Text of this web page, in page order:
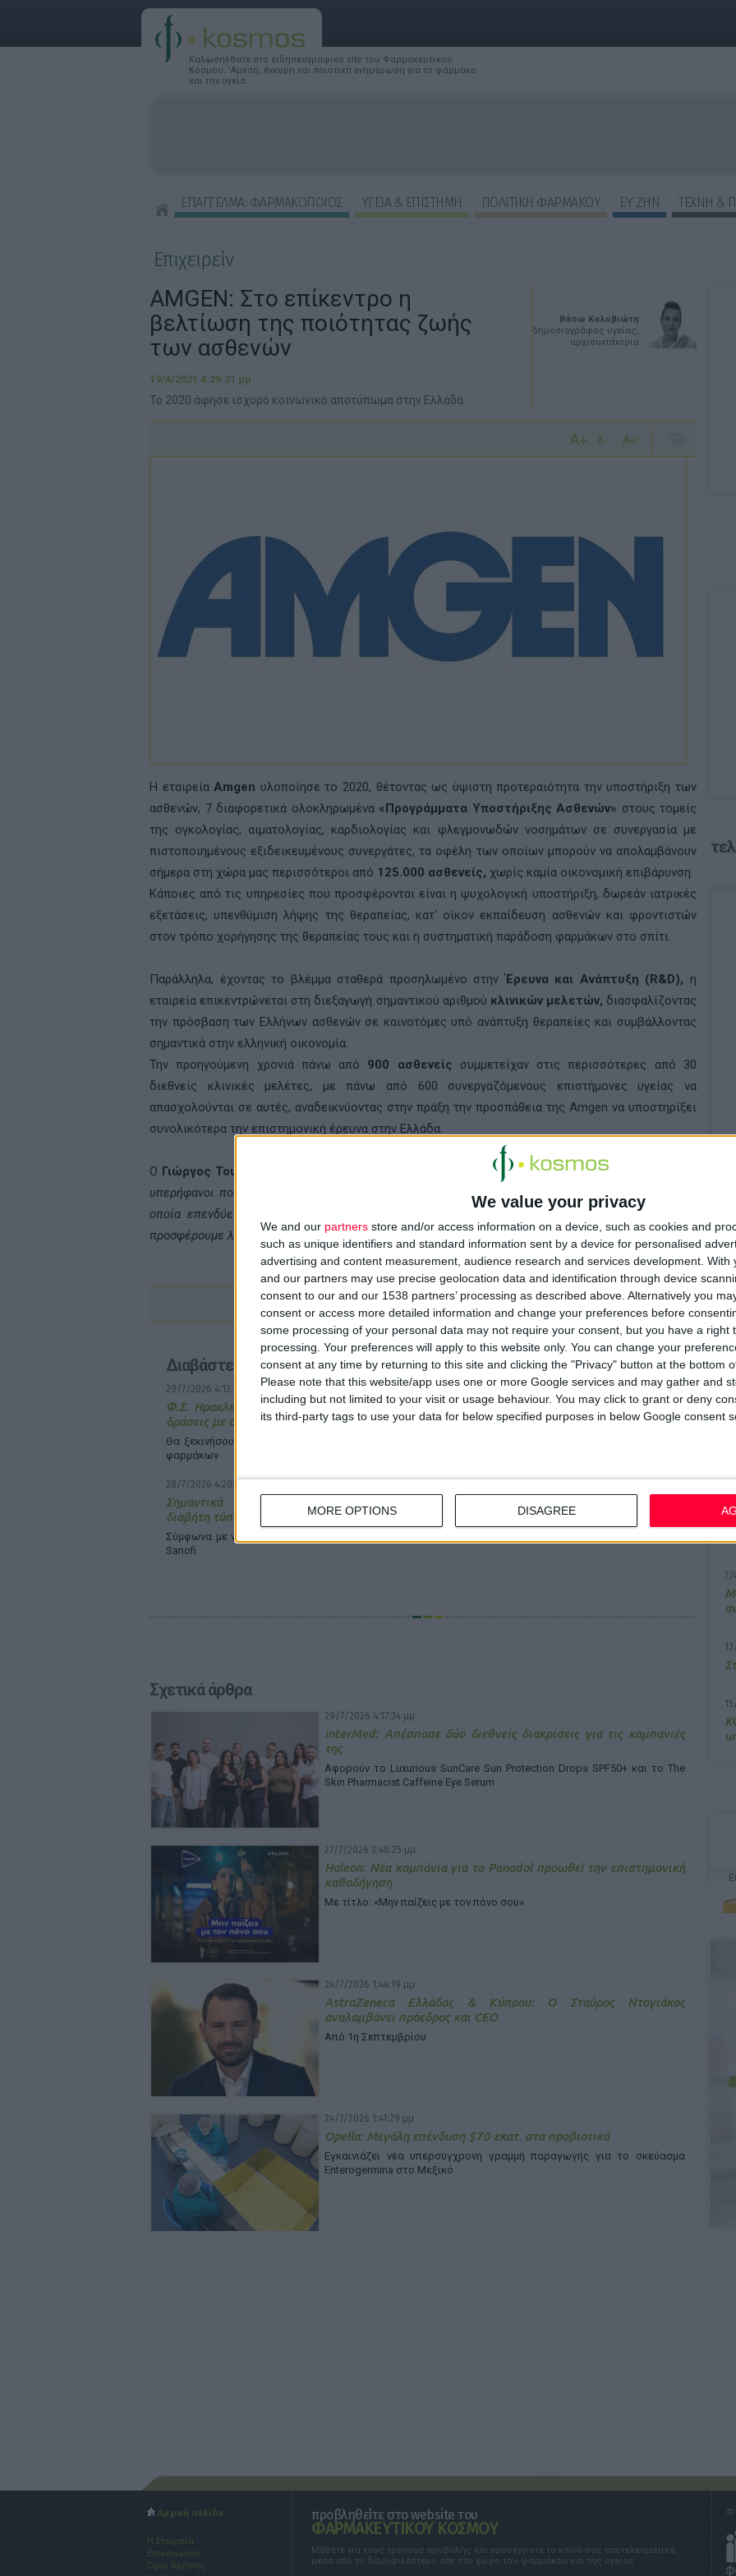
We value your privacy
We and our partners store and/or access information on a device, such as cookies and
such as unique identifiers and standard information sent by a device for personalised
advertising and content measurement, audience research and services development. With
and our partners may use precise geolocation data and identification through device
consent to our and our 1538 partners’ processing as described above. Alternatively you
consent or access more detailed information and change your preferences before
some processing of your personal data may not require your consent, but you have a right
processing. Your preferences will apply to this website only. You can change your
consent at any time by returning to this site and clicking the "Privacy" button at the bottom
Please note that this website/app uses one or more Google services and may gather and
including but not limited to your visit or usage behaviour. You may click to grant or deny
its third-party tags to use your data for below specified purposes in below Google consent
MORE OPTIONS DISAGREE
Καλωσήλθατε στο ειδησεογραφικό site του Φαρμακευτικού
Κόσμου. 'Αμεση, έγκυρη και ποιοτική ενημέρωση για το φάρμακο
και την υγεία.
ΕΠΑΓΓΕΛΜΑ: ΦΑΡΜΑΚΟΠΟΙΟΣ ΥΓΕΙΑ & ΕΠΙΣΤΗΜΗ ΠΟΛΙΤΙΚΗ ΦΑΡΜΑΚΟΥ ΕΥ ΖΗΝ
ΤΕΧΝΗ &
Επιχειρείν
7/
Βάσω Καλυβιώτη
δημοσιογράφος υγείας,
αρχισυντάκτρια
ΑΜGEN: Στο επίκεντρο η
βελτίωση της ποιότητας ζωής
των ασθενών
19/4/2021 4:29:21 μμ
Το 2020 άφησε ισχυρό κοινωνικό αποτύπωμα στην Ελλάδα
Η εταιρείαAmgen υλοποίησε το 2020, θέτοντας ως ύψιστη προτεραιότητα την υποστήριξη των
ασθενών, 7 διαφορετικά ολοκληρωμένα«Προγράμματα Υποστήριξης Ασθενών» στους τομείς
της ογκολογίας, αιματολογίας, καρδιολογίας και φλεγμονωδών νοσημάτων σε συνεργασία με
πιστοποιημένους εξιδεικευμένους συνεργάτες, τα οφέλη των οποίων μπορούν να απολαμβάνουν
σήμερα στη χώρα μας περισσότεροι από 125.000 ασθενείς, χωρίς καμία οικονομική επιβάρυνση.
Κάποιες από τις υπηρεσίες που προσφέρονται είναι η ψυχολογική υποστήριξη, δωρεάν ιατρικές
εξετάσεις, υπενθύμιση λήψης της θεραπείας, κατ' οίκον εκπαίδευση ασθενών και φροντιστών
στον τρόπο χορήγησης της θεραπείας τους και η συστηματική παράδοση φαρμάκων στο σπίτι.
Παράλληλα, έχοντας το βλέμμα σταθερά προσηλωμένο στηνΈρευνα και Ανάπτυξη (R&D), η
εταιρεία επικεντρώνεται στη διεξαγωγή σημαντικού αριθμού κλινικών μελετών, διασφαλίζοντας
την πρόσβαση των Ελλήνων ασθενών σε καινοτόμες υπό ανάπτυξη θεραπείες και συμβάλλοντας
σημαντικά στην ελληνική οικονομία.
Την προηγούμενη χρονιά πάνω από 900 ασθενείς συμμετείχαν στις περισσότερες από 30
διεθνείς κλινικές μελέτες, με πάνω από 600 συνεργαζόμενους επιστήμονες υγείας να
απασχολούνται σε αυτές, αναδεικνύοντας στην πράξη την προσπάθεια της Amgen να υποστηρίξει
συνολικότερα την επιστημονική έρευνα στην Ελλάδα.
Ο Γιώργος Τουσίμης, Γενικός Διευθυντής Amgen Ελλάδος & Κύπρου, δήλωσε σχετικά:
υπερήφανοι που εργαζόμαστε για μία από τις πιο καινοτόμες εταιρείες φαρμάκου στον κόσμο, η
οποία επενδύει σταθερά στην Έρευνα & Ανάπτυξη εδώ και 40 χρόνια, και θα συνεχίσουμε να
προσφέρουμε λύσεις προς όφελος των ασθενών και της κοινωνίας».
Διαβάστε επίσης
29/7/2026 4:13:55 μμ
Φ.Σ. Ηρακλείου & Ρεθύμνου: Σχεδιάζουν κοινές
δράσεις με συλλόγους ασθενών
Θα ξεκινήσουν με την ορθή διαχείριση των οικιακών
φαρμάκων
28/7/2026 4:20:18 μμ
Σημαντικά κενά στην ενημέρωση για τον
διαβήτη τύπου 1
Σύμφωνα με νέα έρευνα στις ΗΠΑ που υποστήριξε η
Sanofi
Σχετικά άρθρα
29/7/2026 4:17:34 μμ
InterMed: Απέσπασε δύο διεθνείς διακρίσεις για τις καμπανιές
της
Αφορούν το Luxurious SunCare Sun Protection Drops SPF50+ και το The
Skin Pharmacist Caffeine Eye Serum
27/7/2026 3:48:25 μμ
Haleon: Νέα καμπάνια για το Panadol προωθεί την επιστημονική
καθοδήγηση
Με τίτλο: «Μην παίζεις με τον πόνο σου»
24/7/2026 1:44:19 μμ
AstraZeneca Ελλάδας & Κύπρου: Ο Σταύρος Ντογιάκος
αναλαμβάνει πρόεδρος και CEO
Από 1η Σεπτεμβρίου
24/7/2026 1:41:29 μμ
Opella: Μεγάλη επένδυση $70 εκατ. στα προβιοτικά
Εγκαινιάζει νέα υπερσύγχρονη γραμμή παραγωγής για το σκεύασμα
Enterogermina στο Μεξικό
Αρχική σελίδα
Η Εταιρεία
Επικοινωνία
Όροι Χρήσης
προβληθείτε στο website του
ΦΑΡΜΑΚΕΥΤΙΚΟΥ ΚΟΣΜΟΥ
Μάθετε για τους τρόπους προβολής και προσεγγίστε το κοινό σας αποτελεσματικά,
μέσα από το δημοφιλέστερο site στο χώρο του φαρμάκου και της υγείας.
©